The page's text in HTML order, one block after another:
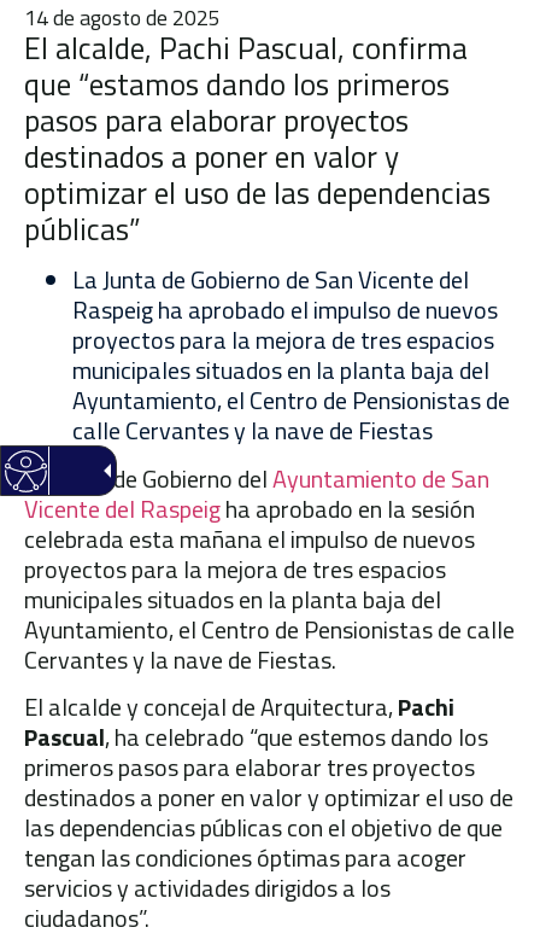
14 de agosto de 2025
El alcalde, Pachi Pascual, confirma
que “estamos dando los primeros
pasos para elaborar proyectos
destinados a poner en valor y
optimizar el uso de las dependencias
públicas”
La Junta de Gobierno de San Vicente del
Raspeig ha aprobado el impulso de nuevos
proyectos para la mejora de tres espacios
municipales situados en la planta baja del
Ayuntamiento, el Centro de Pensionistas de
calle Cervantes y la nave de Fiestas
La Junta de Gobierno delAyuntamiento de San
Vicente del Raspeigha aprobado en la sesión
celebrada esta mañana el impulso de nuevos
proyectos para la mejora de tres espacios
municipales situados en la planta baja del
Ayuntamiento, el Centro de Pensionistas de calle
Cervantes y la nave de Fiestas.
El alcalde y concejal de Arquitectura,Pachi
Pascual, ha celebrado “que estemos dando los
primeros pasos para elaborar tres proyectos
destinados a poner en valor y optimizar el uso de
las dependencias públicas con el objetivo de que
tengan las condiciones óptimas para acoger
servicios y actividades dirigidos a los
ciudadanos”.